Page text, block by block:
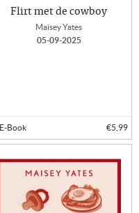
Flirt met de cowboy
Maisey Yates
05-09-2025
E-Book €5,99